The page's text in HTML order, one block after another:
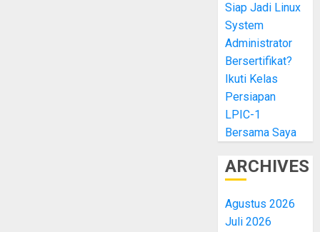
Siap Jadi Linux
System
Administrator
Bersertifikat?
Ikuti Kelas
Persiapan
LPIC-1
Bersama Saya
ARCHIVES
Agustus 2026
Juli 2026